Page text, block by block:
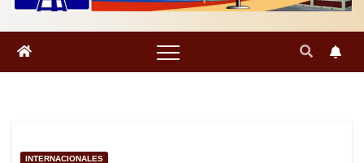
INTERNACIONALES